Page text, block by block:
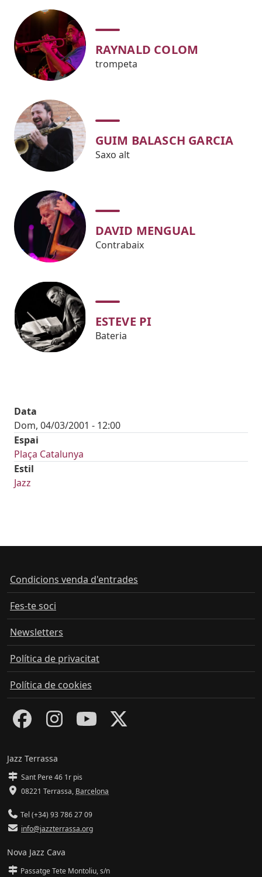
RAYNALD COLOM
trompeta
GUIM BALASCH GARCIA
Saxo alt
DAVID MENGUAL
Contrabaix
ESTEVE PI
Bateria
Data
Dom, 04/03/2001 - 12:00
Espai
Plaça Catalunya
Estil
Jazz
Condicions venda d'entrades
Fes-te soci
Newsletters
Política de privacitat
Política de cookies
Jazz Terrassa
Sant Pere 46 1r pis
08221 Terrassa, Barcelona
Tel (+34) 93 786 27 09
info@jazzterrassa.org
Nova Jazz Cava
Passatge Tete Montoliu, s/n